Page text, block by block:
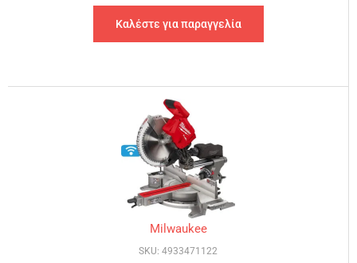
Καλέστε για παραγγελία
Milwaukee
SKU: 4933471122